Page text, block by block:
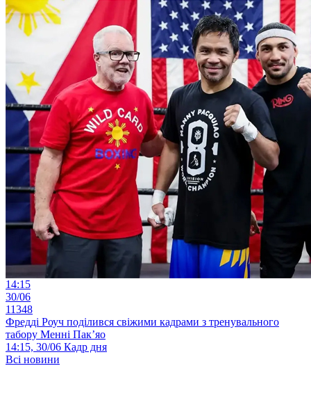
14:15
30/06
11348
Фредді Роуч поділився свіжими кадрами з тренувального
табору Менні Пак’яо
14:15, 30/06 Кадр дня
Всі новини